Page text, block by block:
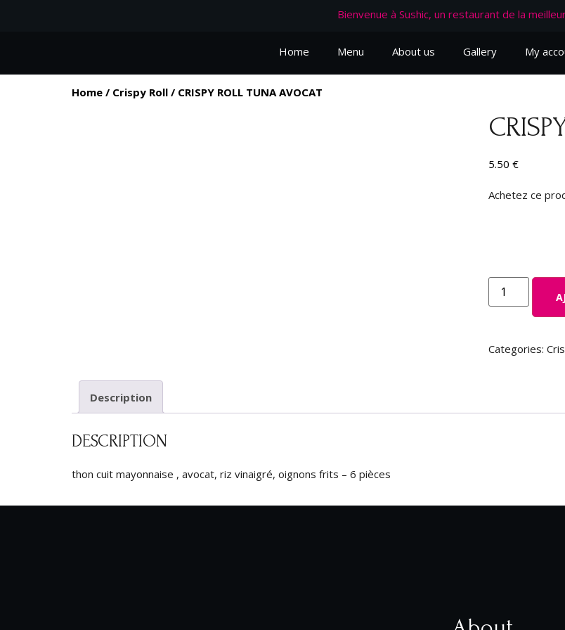
Bienvenue à Sushic, un restaurant de la
Home Menu About us Gallery My
Home / Crispy Roll / CRISPY ROLL TUNA AVOCAT
5.50 €
Achetez ce
Categories:
Description
DESCRIPTION
thon cuit mayonnaise , avocat, riz vinaigré, oignons frits – 6 pièces